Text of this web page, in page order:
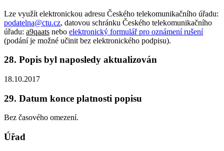
Lze využít elektronickou adresu Českého telekomunikačního úřadu:
podatelna@ctu.cz, datovou schránku Českého telekomunikačního
úřadu: a9qaats nebo elektronický formulář pro oznámení rušení
(podání je možné učinit bez elektronického podpisu).
28. Popis byl naposledy aktualizován
18.10.2017
29. Datum konce platnosti popisu
Bez časového omezení.
Úřad